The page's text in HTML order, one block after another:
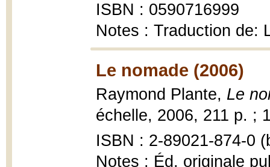
ISBN : 0590716999
Notes : Traduction de:
Le nomade (2006)
Raymond Plante, Le
échelle, 2006, 211 p. ;
ISBN : 2-89021-874-0
Notes : Éd. originale